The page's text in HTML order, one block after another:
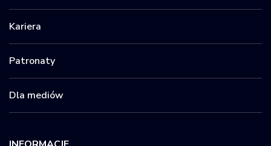
Kariera
Patronaty
Dla mediów